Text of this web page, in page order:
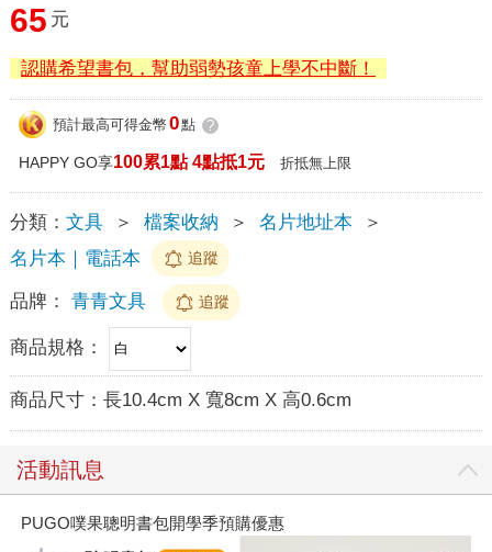
65 元
認購希望書包，幫助弱勢孩童上學不中斷！
預計最高可得金幣 0點 ?
HAPPY GO享100累1點 4點抵1元 折抵無上限
分類： 文具 ＞ 檔案收納 ＞ 名片地址本
＞
名片本｜電話本
追蹤
品牌： 青青文具 追蹤
商品規格：
商品尺寸： 長10.4cm X 寬8cm X 高0.6cm
活動訊息
PUGO噗果聰明書包開學季預購優惠